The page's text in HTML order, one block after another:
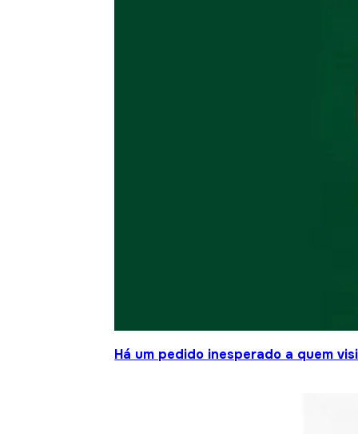
Há um pedido inesperado a quem